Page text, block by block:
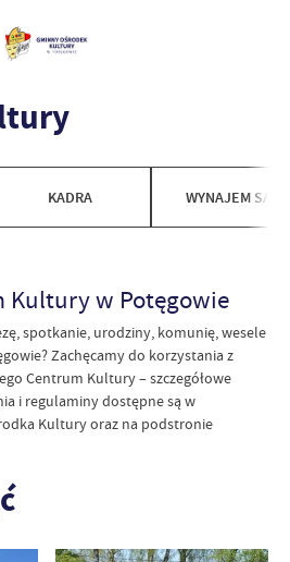
KADRA WYNAJEM SAL
Kultury w Potęgowie
spotkanie, urodziny, komunię, wesele
Zachęcamy do korzystania z
Centrum Kultury – szczegółowe
i regulaminy dostępne są w
Kultury oraz na podstronie